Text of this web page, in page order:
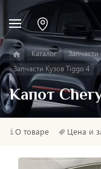
Каталог Запчасти
Запчасти Кузов Tiggo 4
Капот
О товаре Цена и